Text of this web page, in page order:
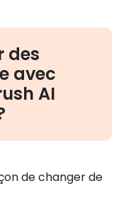
des
avec
AI
de changer de